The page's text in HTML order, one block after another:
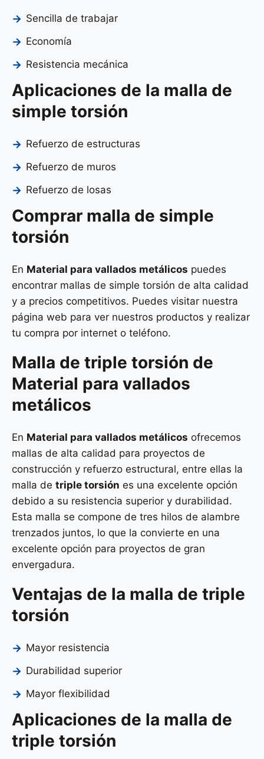
Sencilla de trabajar
Economía
Resistencia mecánica
Aplicaciones de la malla de
simple torsión
Refuerzo de estructuras
Refuerzo de muros
Refuerzo de losas
Comprar malla de simple
torsión
En Material para vallados metálicos puedes
encontrar mallas de simple torsión de alta calidad
y a precios competitivos. Puedes visitar nuestra
página web para ver nuestros productos y realizar
tu compra por internet o teléfono.
Malla de triple torsión de
Material para vallados
metálicos
En Material para vallados metálicos ofrecemos
mallas de alta calidad para proyectos de
construcción y refuerzo estructural, entre ellas la
malla de triple torsión es una excelente opción
debido a su resistencia superior y durabilidad.
Esta malla se compone de tres hilos de alambre
trenzados juntos, lo que la convierte en una
excelente opción para proyectos de gran
envergadura.
Ventajas de la malla de triple
torsión
Mayor resistencia
Durabilidad superior
Mayor flexibilidad
Aplicaciones de la malla de
triple torsión